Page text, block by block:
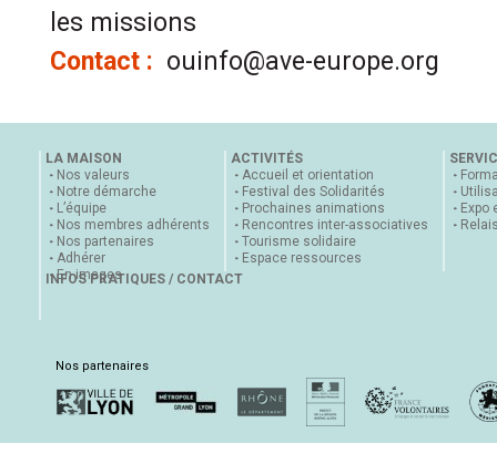
les missions
Contact : ouinfo@ave-europe.org
LA MAISON
Nos valeurs
Notre démarche
L’équipe
Nos membres adhérents
Nos partenaires
Adhérer
En images
ACTIVITÉS
Accueil et orientation
Festival des Solidarités
Prochaines animations
Rencontres inter-associatives
Tourisme solidaire
Espace ressources
Expo
INFOS PRATIQUES / CONTACT
Nos partenaires